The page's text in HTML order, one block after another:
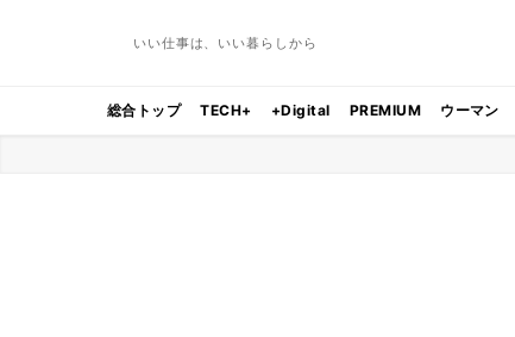
いい仕事は、いい暮らしから
総合トップ TECH+ +Digital PREMIUM ウーマン